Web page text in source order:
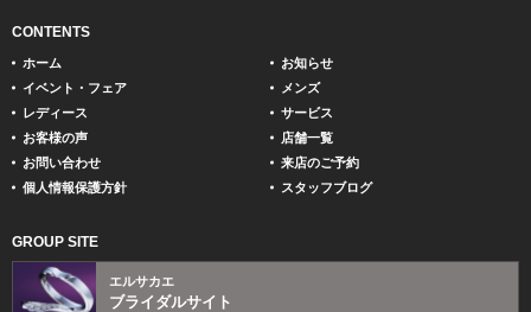
CONTENTS
ホーム
お知らせ
イベント・フェア
メンズ
レディース
サービス
お客様の声
店舗一覧
お問い合わせ
来店のご予約
個人情報保護方針
スタッフブログ
GROUP SITE
エルサカエ
ブライダルサイト